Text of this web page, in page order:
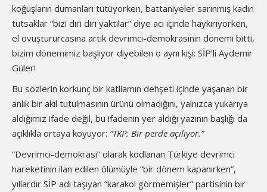
koğuşların dumanları tütüyorken, battaniyeler sarınmış kadın
tutsaklar “bizi diri diri yaktılar” diye acı içinde haykırıyorken,
el ovuştururcasına artık devrimci-demokrasinin dönemi bitti,
bizim dönemimiz başlıyor diyebilen o aynı kişi: SİP’li Aydemir
Güler!
Bu sözlerin korkunç bir katliamın dehşeti içinde yaşanan bir
anlık bir akıl tutulmasının ürünü olmadığını, yalnızca yukarıya
aldığımız ifade değil, bu ifadenin yer aldığı yazının başlığı da
açıklıkla ortaya koyuyor: “TKP: Bir perde açılıyor.”
“Devrimci-demokrasi” olarak kodlanan Türkiye devrimci
hareketinin ilan edilen ölümüyle “bir dönem kapanırken”,
yıllardır SİP adı taşıyan “karakol görmemişler” partisinin bir